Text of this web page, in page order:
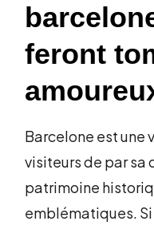
feront
Barcelone est une
visiteurs de par sa
patrimoine
emblématiques. Si